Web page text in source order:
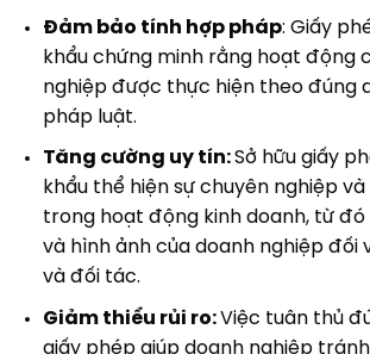
Đảm bảo tính hợp pháp: Giấy
khẩu chứng minh rằng hoạt động
nghiệp được thực hiện theo đúng
pháp luật.
Tăng cường uy tín:Sở hữu giấy
khẩu thể hiện sự chuyên nghiệp
trong hoạt động kinh doanh, từ đó
và hình ảnh của doanh nghiệp đối
và đối tác.
Giảm thiểu rủi ro:Việc tuân thủ
giấy phép giúp doanh nghiệp